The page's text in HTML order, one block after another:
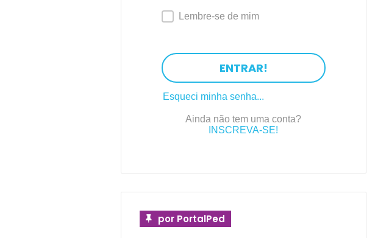
Lembre-se de mim
ENTRAR!
Esqueci minha senha...
Ainda não tem uma conta?
INSCREVA-SE!
por PortalPed